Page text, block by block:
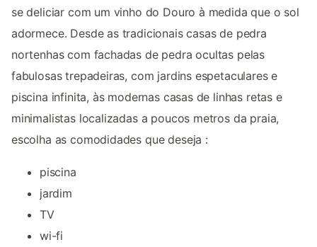
se deliciar com um vinho do Douro à medida que o sol
adormece. Desde as tradicionais casas de pedra
nortenhas com fachadas de pedra ocultas pelas
fabulosas trepadeiras, com jardins espetaculares e
piscina infinita, às modernas casas de linhas retas e
minimalistas localizadas a poucos metros da praia,
escolha as comodidades que deseja :
piscina
jardim
TV
wi-fi